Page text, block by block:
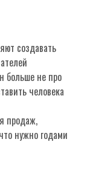
создавать
больше не про
человека
продаж,
нужно годами